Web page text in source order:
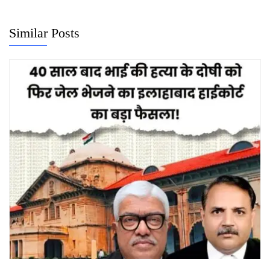
Similar Posts